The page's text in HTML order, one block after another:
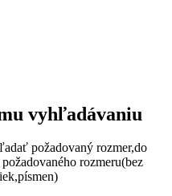
vyhľadávaniu
požadovaný rozmer,do
rozmeru(bez